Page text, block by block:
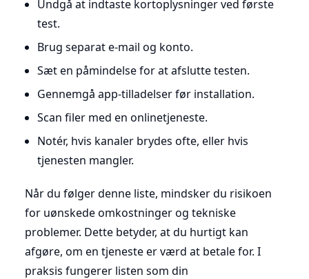
Undgå at indtaste kortoplysninger ved første
test.
Brug separat e-mail og konto.
Sæt en påmindelse for at afslutte testen.
Gennemgå app-tilladelser før installation.
Scan filer med en onlinetjeneste.
Notér, hvis kanaler brydes ofte, eller hvis
tjenesten mangler.
Når du følger denne liste, mindsker du risikoen
for uønskede omkostninger og tekniske
problemer. Dette betyder, at du hurtigt kan
afgøre, om en tjeneste er værd at betale for. I
praksis fungerer listen som din